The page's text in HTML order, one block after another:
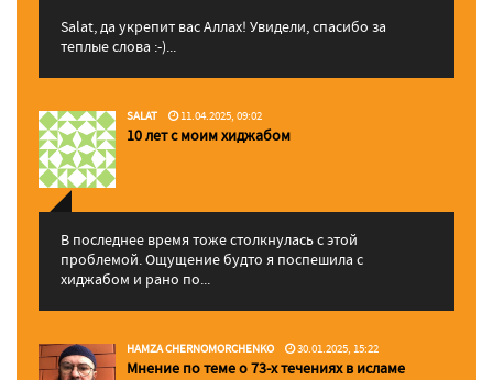
Salat, да укрепит вас Аллаx! Увидели, спасибо за
теплые слова :-)...
SALAT 11.04.2025, 09:02
10 лет с моим хиджабом
В последнее время тоже столкнулась с этой
проблемой. Ощущение будто я поспешила с
хиджабом и рано по...
HAMZA CHERNOMORCHENKO 30.01.2025, 15:22
Мнение по теме о 73-х течениях в исламе